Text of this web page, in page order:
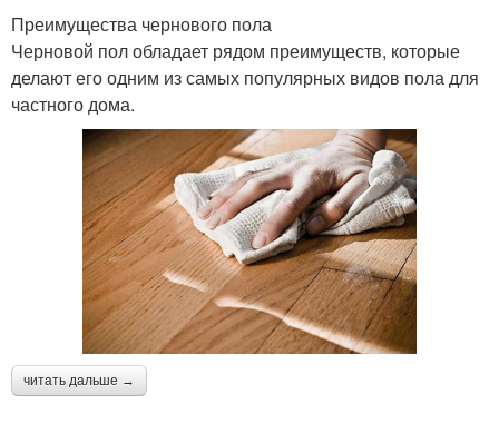
Преимущества чернового пола
Черновой пол обладает рядом преимуществ, которые
делают его одним из самых популярных видов пола для
частного дома.
читать дальше →